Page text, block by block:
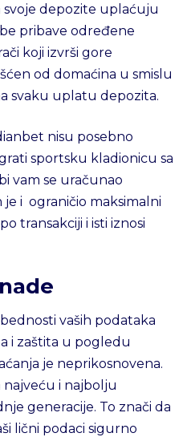
svoje depozite uplaćuju
pribave određene
koji izvrši gore
od domaćina u smislu
svaku uplatu depozita.
nisu posebno
sportsku kladionicu sa
vam se uračunao
i ograničio maksimalni
transakciji i isti iznosi
vaših podataka
i zaštita u pogledu
je neprikosnovena.
i najbolju
generacije. To znači da
lični podaci sigurno